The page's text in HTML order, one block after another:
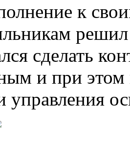
к
сделать
и при
управления